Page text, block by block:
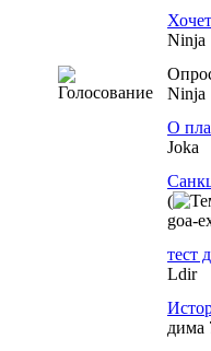
Ninja
Ninja
О
Joka
(
goa-
тест
Ldir
дима